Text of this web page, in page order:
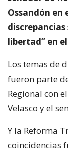
Ossandón en
libertad” en
Los temas de
fueron parte
Regional con
Velasco y el
Y la Reforma
coincidencias